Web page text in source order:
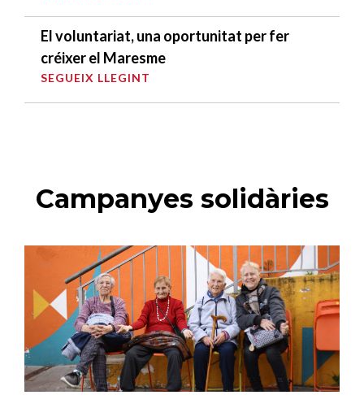
El voluntariat, una oportunitat per fer
créixer el Maresme
SEGUEIX LLEGINT
Campanyes solidàries